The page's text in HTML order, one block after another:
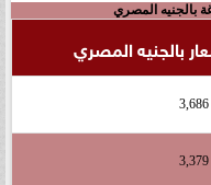
بالجنيه المصري
بالجنيه المصري